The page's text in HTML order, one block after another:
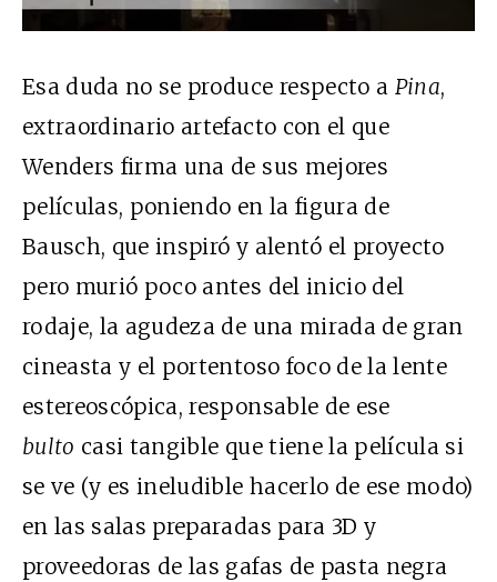
Esa duda no se produce respecto a Pina,
extraordinario artefacto con el que
Wenders firma una de sus mejores
películas, poniendo en la figura de
Bausch, que inspiró y alentó el proyecto
pero murió poco antes del inicio del
rodaje, la agudeza de una mirada de gran
cineasta y el portentoso foco de la lente
estereoscópica, responsable de ese
bulto casi tangible que tiene la película si
se ve (y es ineludible hacerlo de ese modo)
en las salas preparadas para 3D y
proveedoras de las gafas de pasta negra